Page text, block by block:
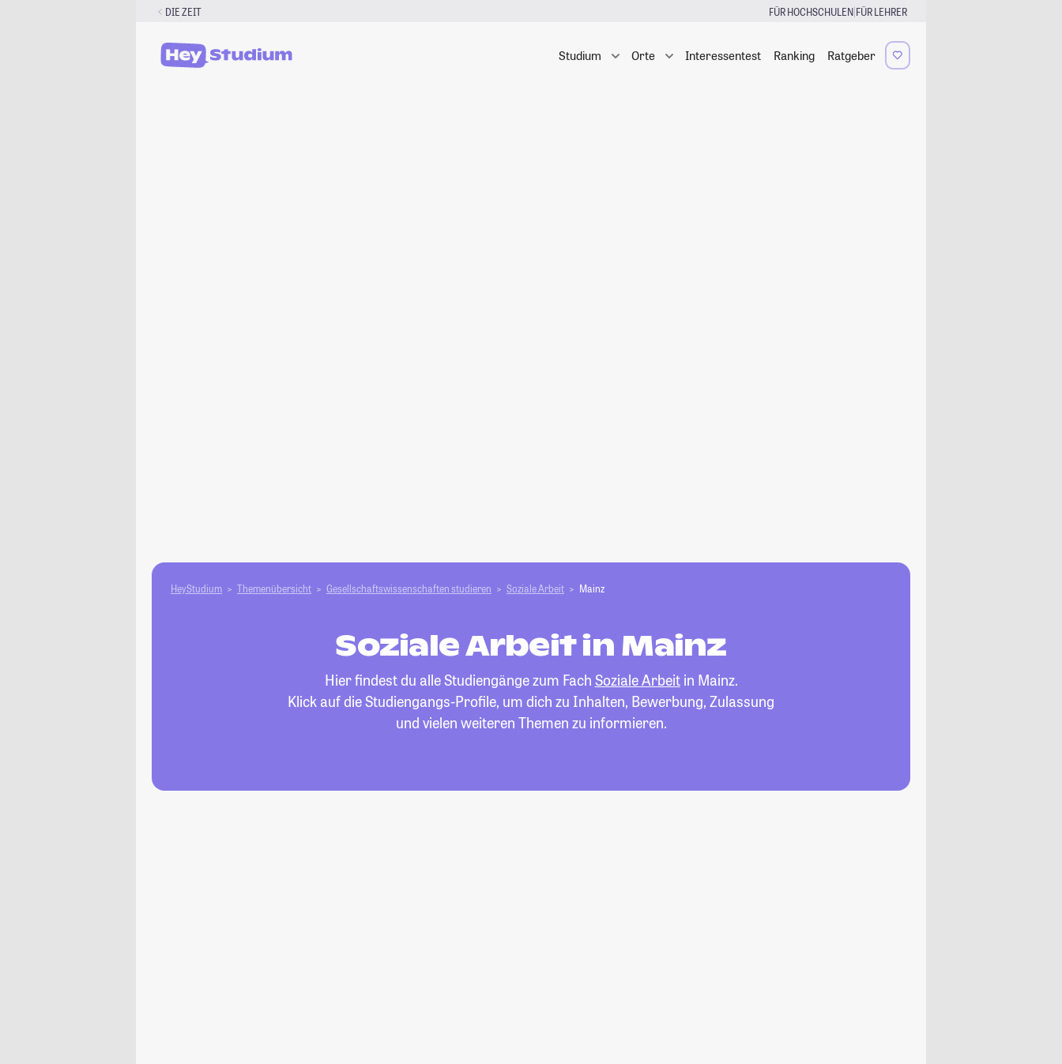
DIE ZEIT FÜR HOCHSCHULEN|FÜR LEHRER
Studium Orte Interessentest Ranking Ratgeber
HeyStudium Themenübersicht Gesellschafts­­wissenschaften studieren Soziale Arbeit Mainz
Soziale Arbeit in Mainz
Hier findest du alle Studiengänge zum Fach Soziale Arbeitin Mainz.
Klick auf die Studiengangs-Profile, um dich zu Inhalten, Bewerbung, Zulassung
und vielen weiteren Themen zu informieren.